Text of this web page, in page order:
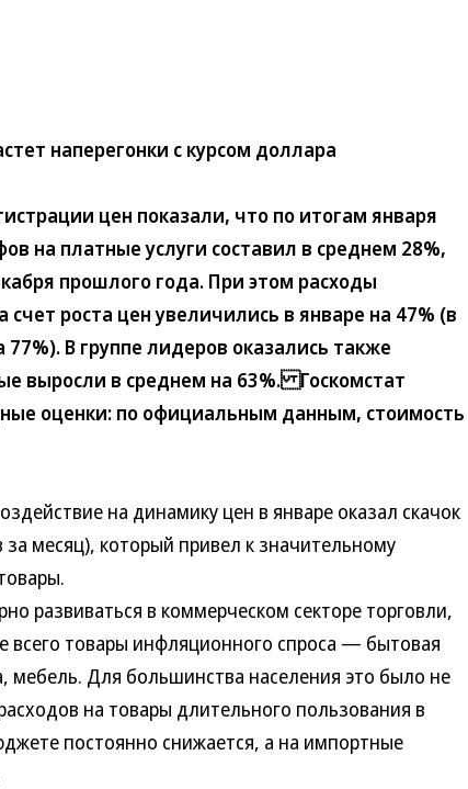
наперегонки с курсом доллара
цен показали, что по итогам января
на платные услуги составил в среднем 28%,
прошлого года. При этом расходы
роста цен увеличились в январе на 47% (в
В группе лидеров оказались также
выросли в среднем на 63%. Госкомстат
оценки: по официальным данным, стоимость
на динамику цен в январе оказал скачок
за месяц), который привел к значительному
развиваться в коммерческом секторе торговли,
всего товары инфляционного спроса — бытовая
мебель. Для большинства населения это было не
на товары длительного пользования в
постоянно снижается, а на импортные